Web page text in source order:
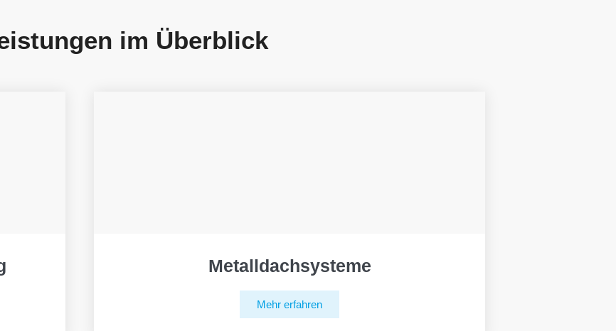
im Überblick
Metalldachsysteme
Mehr erfahren